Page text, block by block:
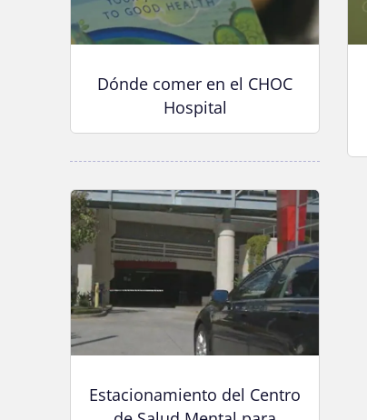
Dónde comer en el CHOC
Hospital
Estacionamiento del Centro